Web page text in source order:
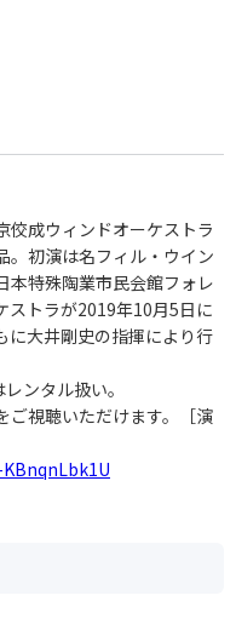
佼成ウィンドオーケストラ
。初演は名フィル・ウイン
本特殊陶業市民会館フォレ
ストラが2019年10月5日に
に大井剛史の指揮により行
ンタル扱い。
ご視聴いただけます。［演